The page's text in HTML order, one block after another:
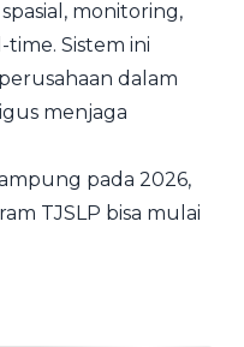
monitoring,
Sistem ini
dalam
menjaga
pada 2026,
TJSLP bisa mulai